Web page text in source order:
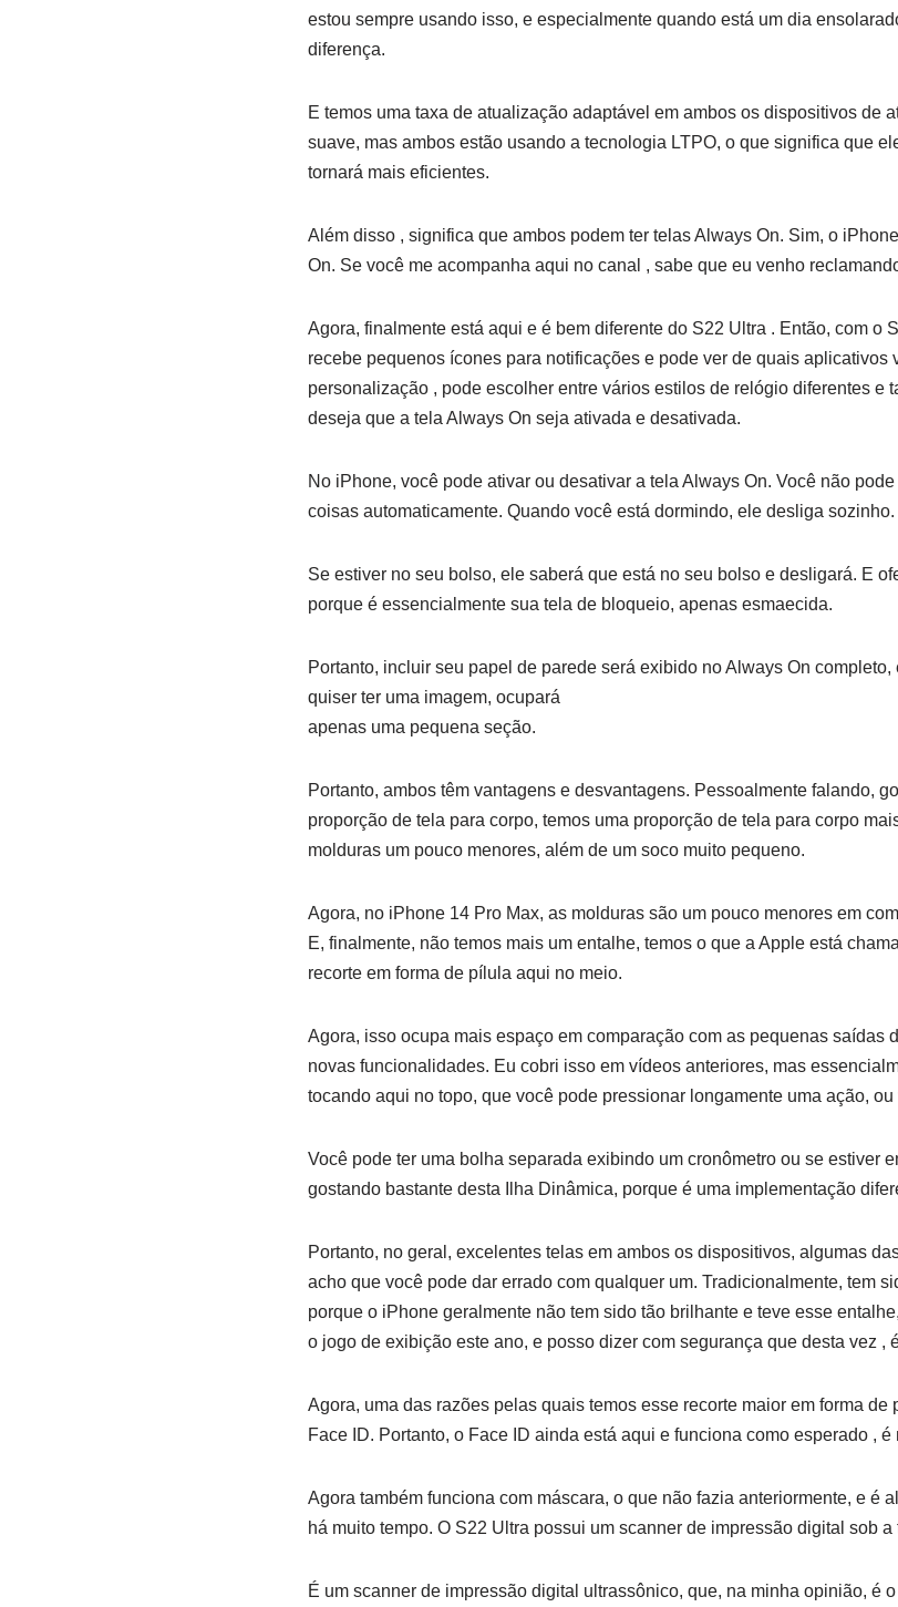
estou sempre usando isso, e especialmente quando está um dia
diferença.
E temos uma taxa de atualização adaptável em ambos os dispositivos de
suave, mas ambos estão usando a tecnologia LTPO, o que significa que
tornará mais eficientes.
Além disso , significa que ambos podem ter telas Always On. Sim, o
On. Se você me acompanha aqui no canal , sabe que eu venho
Agora, finalmente está aqui e é bem diferente do S22 Ultra . Então, com o
recebe pequenos ícones para notificações e pode ver de quais aplicativos
personalização , pode escolher entre vários estilos de relógio diferentes e
deseja que a tela Always On seja ativada e desativada.
No iPhone, você pode ativar ou desativar a tela Always On. Você não
coisas automaticamente. Quando você está dormindo, ele desliga sozinho.
Se estiver no seu bolso, ele saberá que está no seu bolso e desligará. E
porque é essencialmente sua tela de bloqueio, apenas esmaecida.
Portanto, incluir seu papel de parede será exibido no Always On
quiser ter uma imagem, ocupará
apenas uma pequena seção.
Portanto, ambos têm vantagens e desvantagens. Pessoalmente falando,
proporção de tela para corpo, temos uma proporção de tela para corpo
molduras um pouco menores, além de um soco muito pequeno.
Agora, no iPhone 14 Pro Max, as molduras são um pouco menores em
E, finalmente, não temos mais um entalhe, temos o que a Apple está
recorte em forma de pílula aqui no meio.
Agora, isso ocupa mais espaço em comparação com as pequenas saídas
novas funcionalidades. Eu cobri isso em vídeos anteriores, mas
tocando aqui no topo, que você pode pressionar longamente uma ação,
Você pode ter uma bolha separada exibindo um cronômetro ou se estiver
gostando bastante desta Ilha Dinâmica, porque é uma implementação
Portanto, no geral, excelentes telas em ambos os dispositivos, algumas
acho que você pode dar errado com qualquer um. Tradicionalmente, tem
porque o iPhone geralmente não tem sido tão brilhante e teve esse
o jogo de exibição este ano, e posso dizer com segurança que desta vez ,
Agora, uma das razões pelas quais temos esse recorte maior em forma
Face ID. Portanto, o Face ID ainda está aqui e funciona como esperado , é
Agora também funciona com máscara, o que não fazia anteriormente, e é
há muito tempo. O S22 Ultra possui um scanner de impressão digital sob a
É um scanner de impressão digital ultrassônico, que, na minha opinião, é